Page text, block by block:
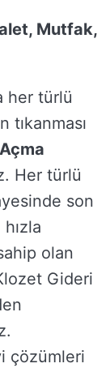
Mutfak,
her türlü
tıkanması
Her türlü
son
olan
Gideri
çözümleri